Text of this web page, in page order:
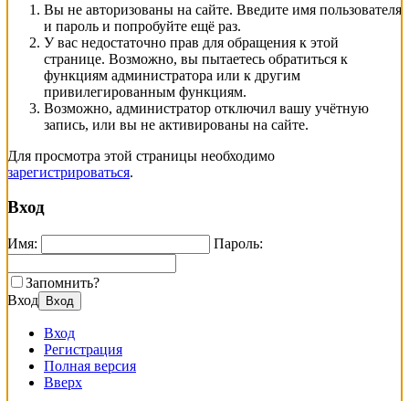
Вы не авторизованы на сайте. Введите имя пользователя
и пароль и попробуйте ещё раз.
У вас недостаточно прав для обращения к этой
странице. Возможно, вы пытаетесь обратиться к
функциям администратора или к другим
привилегированным функциям.
Возможно, администратор отключил вашу учётную
запись, или вы не активированы на сайте.
Для просмотра этой страницы необходимо
зарегистрироваться.
Вход
Имя: Пароль:
Запомнить?
Вход
Вход
Вход
Регистрация
Полная версия
Вверх